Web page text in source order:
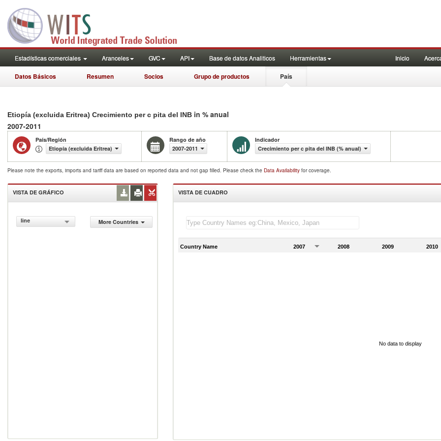
Estadísticas comerciales Aranceles GVC API Base de datos Analiticos Herramientas Inicio
Datos Básicos Resumen Socios Grupo de productos País
Etiopía (excluida Eritrea) Crecimiento per c pita del INB in % anual
2007-2011
País/Región
Etiopía (excluida Eritrea)
Rango de año
2007-2011
Indicador
Crecimiento per c pita del INB (% anual)
Please note the exports, imports and tariff data are based on reported data and not gap filled. Please check the Data Availability for coverage.
VISTA DE GRÁFICO
line More Countries
VISTA DE CUADRO
Country Name 2007 2008 2009 2010
No data to display